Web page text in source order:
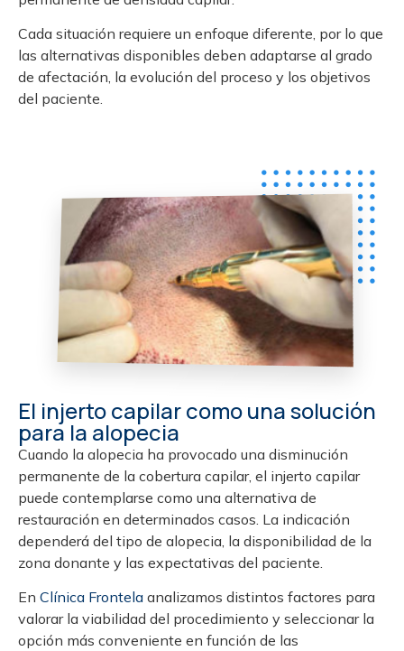
Cada situación requiere un enfoque diferente, por lo que
las alternativas disponibles deben adaptarse al grado
de afectación, la evolución del proceso y los objetivos
del paciente.
El injerto capilar como una solución
para la alopecia
Cuando la alopecia ha provocado una disminución
permanente de la cobertura capilar, el injerto capilar
puede contemplarse como una alternativa de
restauración en determinados casos. La indicación
dependerá del tipo de alopecia, la disponibilidad de la
zona donante y las expectativas del paciente.
En Clínica Frontela analizamos distintos factores para
valorar la viabilidad del procedimiento y seleccionar la
opción más conveniente en función de las